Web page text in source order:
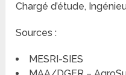
Chargé d’étude,
Sources :
MESRI-SIES